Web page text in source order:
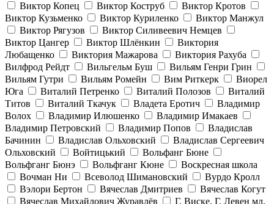
Виктор Копец
Виктор Коструб
Виктор Кротов
Виктор Кузьменко
Виктор Куриленко
Виктор Манжул
Виктор Рягузов
Виктор Силивеевич Немцев
Виктор Цангер
Виктор Шлёнкин
Виктория
Любащенко
Виктория Мажарова
Виктория Рахуба
Вилфрод Рейдт
Вильгельм Буш
Вильям Генри Грин
Вильям Гутри
Вильям Ромейн Вим Риткерк
Виорел
Юга
Виталий Петренко Виталий Полозов
Виталий
Титов
Виталий Ткачук Владета Еротич
Владимир
Волох
Владимир Илюшенко
Владимир Имакаев
Владимир Петровский
Владимир Попов
Владислав
Бачинин
Владислав Ольховский
Владислав Сергеевич
Ольховский
Войтицький
Вольфанг Бюне
Вольфганг Бюнэ
Вольфганг Кюне
Воскресная школа
Вочман Ни
Всеволод Шимановский
Вурдо Кролл
Вэлори Бертон
Вячеслав Дмитриев
Вячеслав Когут
Вячеслав Михайлович Журавлёв
Г. Виске, Г. Левен мл.